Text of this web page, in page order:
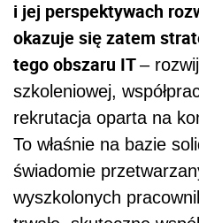
i jej perspektywach
okazuje się zatem
tego obszaru IT–
szkoleniowej,
rekrutacja oparta na
To właśnie na bazie
świadomie
wyszkolonych